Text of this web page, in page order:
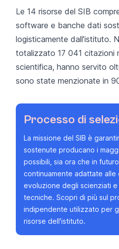
Le 14 risorse del SIB
software e banche dati
logisticamente dall'istituto.
totalizzato 17 041 citazioni
scientifica, hanno servito
sono state menzionate in
Processo di
La missione del SIB è
sostenute producano i
possibili, sia ora che in
continuamente adattate alle
evoluzione degli scienziati e
tecniche. Scopri di più sul
indipendente utilizzato per
risorse dell'istituto.